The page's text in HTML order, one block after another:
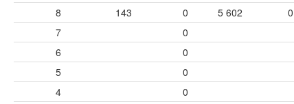
8
143 0 5 602
0
7
0
6
0
5
0
4
0